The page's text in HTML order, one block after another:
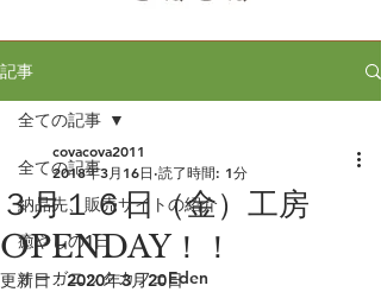
記事
全ての記事
納品先、販売サイトの紹介
癒やしの1日
オーガニックカフェEden
全ての記事
３月１６日（金）工房
OPENDAY！！
covacova2011
2018年3月16日 読了時間: 1分
更新日：2020年3月20日